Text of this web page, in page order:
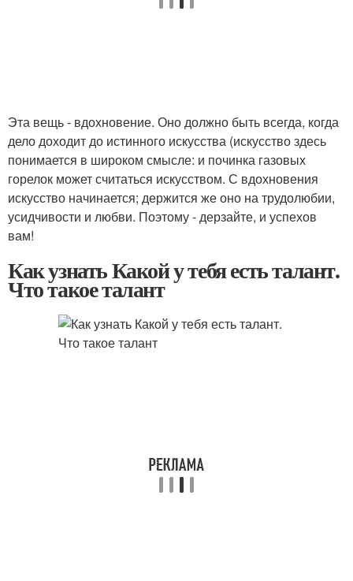
Эта вещь - вдохновение. Оно должно быть всегда, когда
дело доходит до истинного искусства (искусство здесь
понимается в широком смысле: и починка газовых
горелок может считаться искусством. С вдохновения
искусство начинается; держится же оно на трудолюбии,
усидчивости и любви. Поэтому - дерзайте, и успехов
вам!
Как узнать Какой у тебя есть талант.
Что такое талант